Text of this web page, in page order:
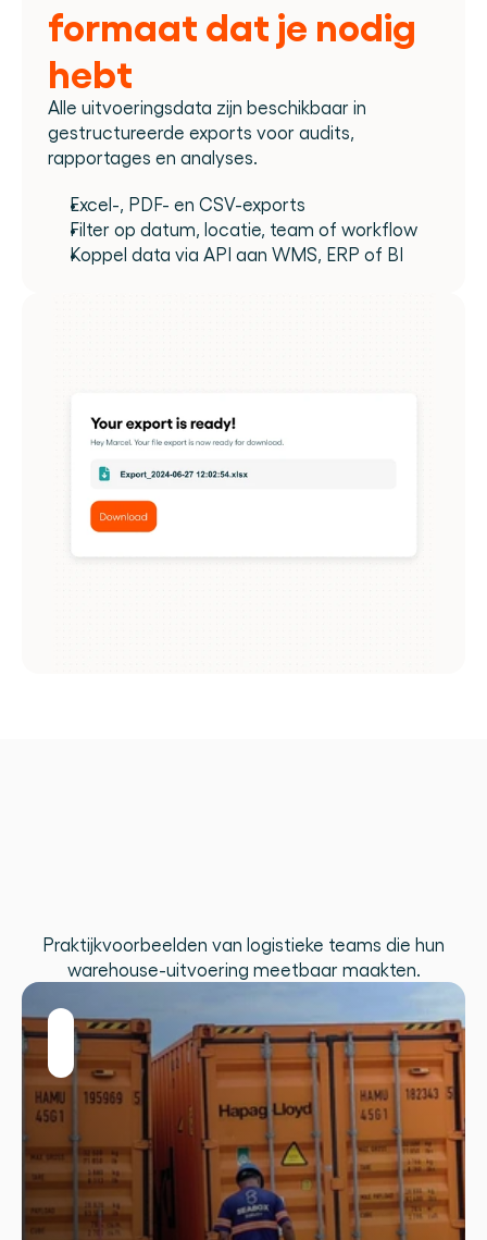
formaat dat je nodig
hebt
Alle uitvoeringsdata zijn beschikbaar in
gestructureerde exports voor audits,
rapportages en analyses.
Excel-, PDF- en CSV-exports
Filter op datum, locatie, team of workflow
Koppel data via API aan WMS, ERP of BI
metinzichten
Praktijkvoorbeelden van logistieke teams die hun
warehouse-uitvoering meetbaar maakten.